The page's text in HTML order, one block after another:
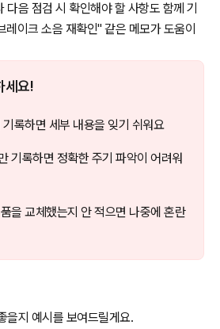
음 점검 시 확인해야 할 사항도 함께 기
이크 소음 재확인" 같은 메모가 도움이
세요!
록하면 세부 내용을 잊기 쉬워요
기록하면 정확한 주기 파악이 어려워
을 교체했는지 안 적으면 나중에 혼란
을지 예시를 보여드릴게요.